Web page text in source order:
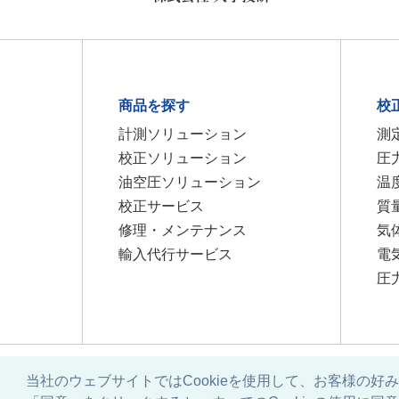
当社のウェブサイトではCookieを使用して、お客様の好
商品を探す
計測ソリューション
校正ソリューション
油空圧ソリューション
校正サービス
修理・メンテナンス
輸入代行サービス
校
測
圧
温
質
気
電
圧